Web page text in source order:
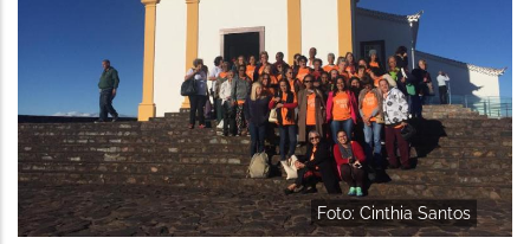
Foto: Cinthia Santos